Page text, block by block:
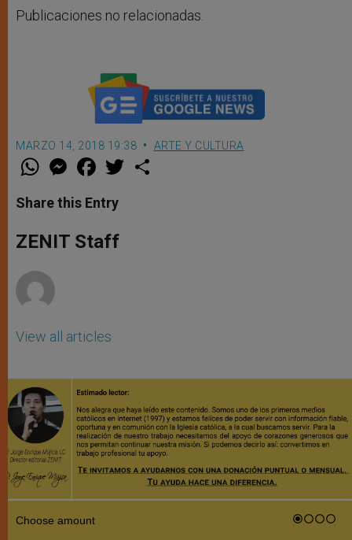
Publicaciones no relacionadas.
MARZO 14, 2018 19:38 ARTE Y CULTURA
W
t
s
p
p
M
e
s
e
g
e
F
a
e
b
o
k
w
Share this Entry
ZENIT Staff
View all articles